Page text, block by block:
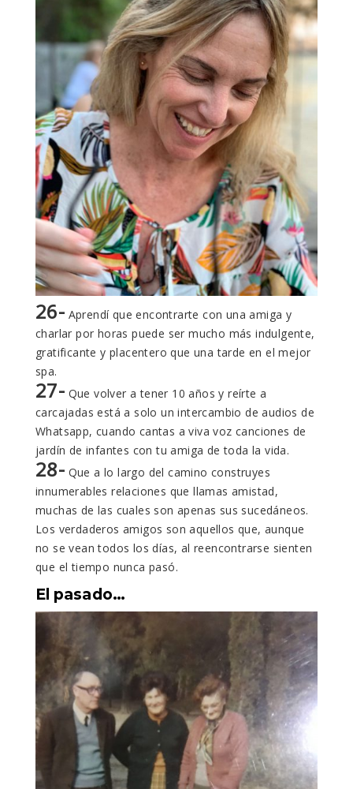
26- Aprendí que encontrarte con una amiga y
charlar por horas puede ser mucho más indulgente,
gratificante y placentero que una tarde en el mejor
spa.
27- Que volver a tener 10 años y reírte a
carcajadas está a solo un intercambio de audios de
Whatsapp, cuando cantas a viva voz canciones de
jardín de infantes con tu amiga de toda la vida.
28- Que a lo largo del camino construyes
innumerables relaciones que llamas amistad,
muchas de las cuales son apenas sus sucedáneos.
Los verdaderos amigos son aquellos que, aunque
no se vean todos los días, al reencontrarse sienten
que el tiempo nunca pasó.
El pasado…